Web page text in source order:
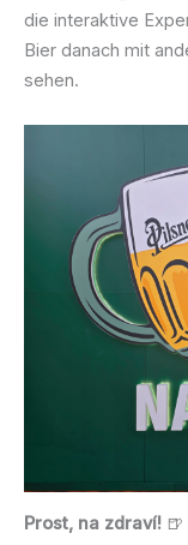
die interaktive
Bier danach mit
sehen.
Prost, na zdraví! 🍺